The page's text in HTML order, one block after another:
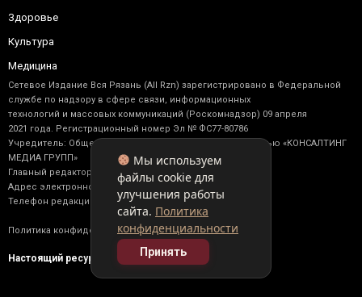
Мы используем
файлы cookie для
улучшения работы
сайта. Политика
конфиденциальности
Принять
Здоровье
Культура
Медицина
Сетевое Издание Вся Рязань (All Rzn) зарегистрировано в Федеральной
службе по надзору в сфере связи, информационных
технологий и массовых коммуникаций (Роскомнадзор) 09 апреля
2021 года. Регистрационный номер Эл № ФС77-80786
Учредитель: Общество с ограниченной ответственностью «КОНСАЛТИНГ
МЕДИА ГРУПП»
Главный редактор: Васильев М. Ю.
Адрес электронной почты редакции: allrzn@yandex.ru
Телефон редакции: +7 (910) 902-17-92
Политика конфиденциальности
Настоящий ресурс содержит материалы 16+